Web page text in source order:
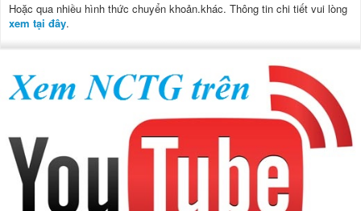
Hoặc qua nhiều hình thức chuyển khoản.khác. Thông tin chi tiết vui lòng
xem tại đây.